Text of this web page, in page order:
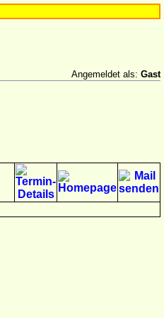
Angemeldet als: Gast